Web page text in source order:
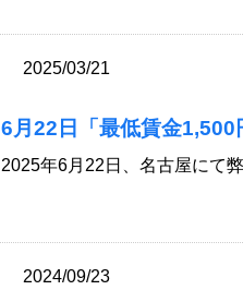
2025/03/21
6月22日「最低賃金
2025年6月22日、名古屋にて
2024/09/23